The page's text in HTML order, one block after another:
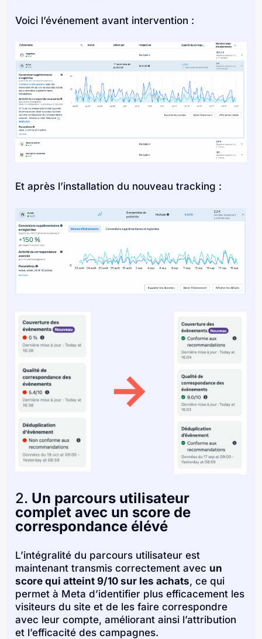
Voici l’événement avant intervention :
Et après l’installation du nouveau tracking :
2. Un parcours utilisateur
complet avec un score de
correspondance élévé
L’intégralité du parcours utilisateur est
maintenant transmis correctement avec un
score qui atteint 9/10 sur les achats, ce qui
permet à Meta d’identifier plus efficacement les
visiteurs du site et de les faire correspondre
avec leur compte, améliorant ainsi l’attribution
et l’efficacité des campagnes.